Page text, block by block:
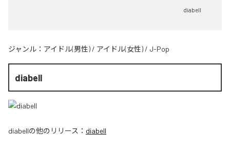
diabell
ジャンル： アイドル(男性) / アイドル(女性) / J-Pop
diabell
diabellの他のリリース： diabell